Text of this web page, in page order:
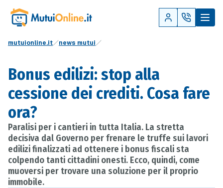
mutuionline.it news mutui
Bonus edilizi: stop alla
cessione dei crediti. Cosa fare
ora?
Paralisi per i cantieri in tutta Italia. La stretta
decisiva dal Governo per frenare le truffe sui lavori
edilizi finalizzati ad ottenere i bonus fiscali sta
colpendo tanti cittadini onesti. Ecco, quindi, come
muoversi per trovare una soluzione per il proprio
immobile.